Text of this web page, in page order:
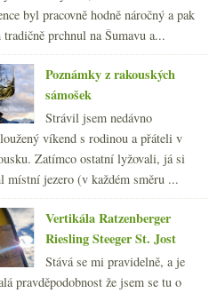
byl pracovně hodně náročný a pak
tradičně prchnul na Šumavu a...
Poznámky z rakouských
sámošek
Strávil jsem nedávno
víkend s rodinou a přáteli v
Zatímco ostatní lyžovali, já si
místní jezero (v každém směru ...
Vertikála Ratzenberger
Riesling Steeger St. Jost
Stává se mi pravidelně, a je
pravděpodobnost že jsem se tu o